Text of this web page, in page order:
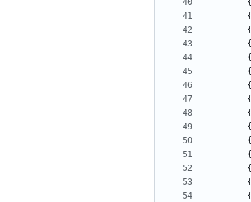
{
{
{
{
{
{
{
{
{
{
{
{
{
{
{